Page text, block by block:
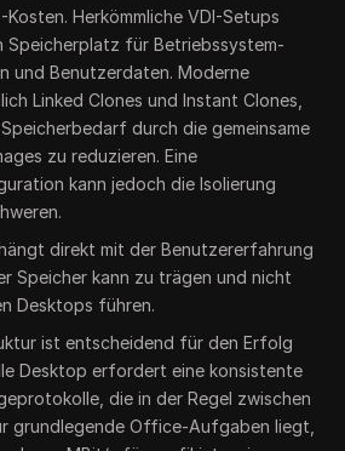
Herkömmliche VDI-Setups
Speicherplatz für Betriebssystem-
und Benutzerdaten. Moderne
Linked Clones und Instant Clones,
durch die gemeinsame
zu reduzieren. Eine
kann jedoch die Isolierung
direkt mit der Benutzererfahrung
Speicher kann zu trägen und nicht
Desktops führen.
ist entscheidend für den Erfolg
Desktop erfordert eine konsistente
die in der Regel zwischen
grundlegende Office-Aufgaben liegt,